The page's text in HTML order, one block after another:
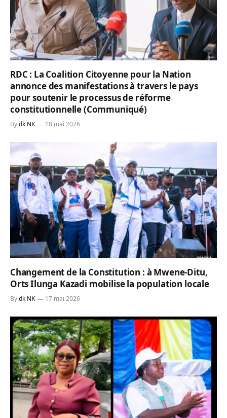
RDC : La Coalition Citoyenne pour la Nation
annonce des manifestations à travers le pays
pour soutenir le processus de réforme
constitutionnelle (Communiqué)
Bydk NK 18 mai 2026
Changement de la Constitution : à Mwene-Ditu,
Orts Ilunga Kazadi mobilise la population locale
Bydk NK 17 mai 2026